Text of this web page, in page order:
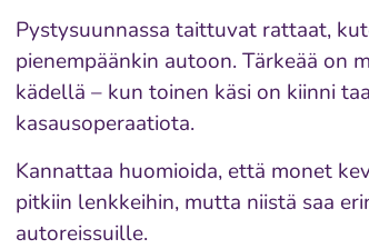
Pystysuunnassa taittuvat rattaat,
pienempäänkin autoon. Tärkeää on
kädellä – kun toinen käsi on kiinni
kasausoperaatiota.
Kannattaa huomioida, että monet
pitkiin lenkkeihin, mutta niistä saa
autoreissuille.